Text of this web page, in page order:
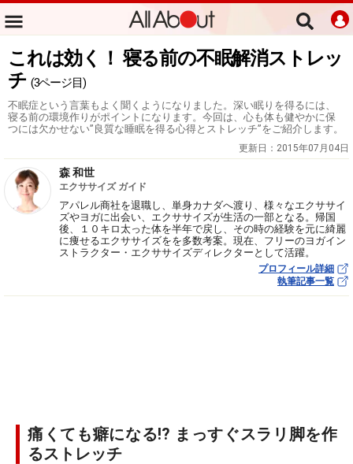
これは効く！ 寝る前の不眠解消ストレッ
チ (3ページ目)
不眠症という言葉もよく聞くようになりました。深い眠りを得るには、
寝る前の環境作りがポイントになります。今回は、心も体も健やかに保
つには欠かせない”良質な睡眠を得る心得とストレッチ”をご紹介します。
更新日： 2015年07月04日
森 和世
エクササイズ ガイド
アパレル商社を退職し、単身カナダへ渡り、様々なエクササイ
ズやヨガに出会い、エクササイズが生活の一部となる。帰国
後、１０キロ太った体を半年で戻し、その時の経験を元に綺麗
に痩せるエクササイズをを多数考案。現在、フリーのヨガイン
ストラクター・エクササイズディレクターとして活躍。
プロフィール詳細
執筆記事一覧
痛くても癖になる!? まっすぐスラリ脚を作
るストレッチ